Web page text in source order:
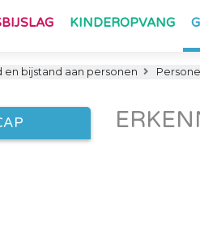
KINDEROPVANG
en bijstand aan personen